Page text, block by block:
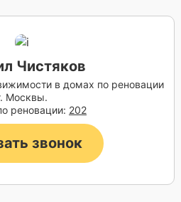
Чистяков
в домах по реновации
Москвы.
реновации: 202
звонок